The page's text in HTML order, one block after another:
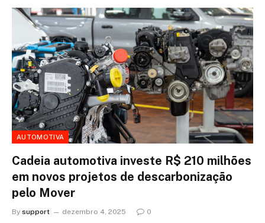
AUTOMOTIVA
Cadeia automotiva investe R$ 210 milhões
em novos projetos de descarbonização
pelo Mover
By support dezembro 4, 2025 0